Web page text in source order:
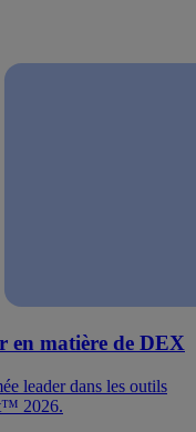
en matière de DEX
leader dans les outils
2026.